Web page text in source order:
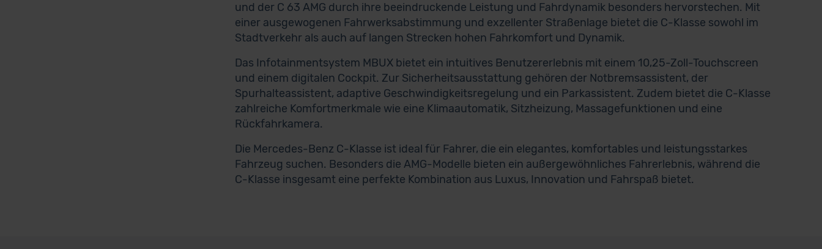
und der C 63 AMG durch ihre beeindruckende Leistung und Fahrdynamik besonders hervorstechen. Mit
einer ausgewogenen Fahrwerksabstimmung und exzellenter Straßenlage bietet die C-Klasse sowohl im
Stadtverkehr als auch auf langen Strecken hohen Fahrkomfort und Dynamik.
Das Infotainmentsystem MBUX bietet ein intuitives Benutzererlebnis mit einem 10,25-Zoll-Touchscreen
und einem digitalen Cockpit. Zur Sicherheitsausstattung gehören der Notbremsassistent, der
Spurhalteassistent, adaptive Geschwindigkeitsregelung und ein Parkassistent. Zudem bietet die C-Klasse
zahlreiche Komfortmerkmale wie eine Klimaautomatik, Sitzheizung, Massagefunktionen und eine
Rückfahrkamera.
Die Mercedes-Benz C-Klasse ist ideal für Fahrer, die ein elegantes, komfortables und leistungsstarkes
Fahrzeug suchen. Besonders die AMG-Modelle bieten ein außergewöhnliches Fahrerlebnis, während die
C-Klasse insgesamt eine perfekte Kombination aus Luxus, Innovation und Fahrspaß bietet.